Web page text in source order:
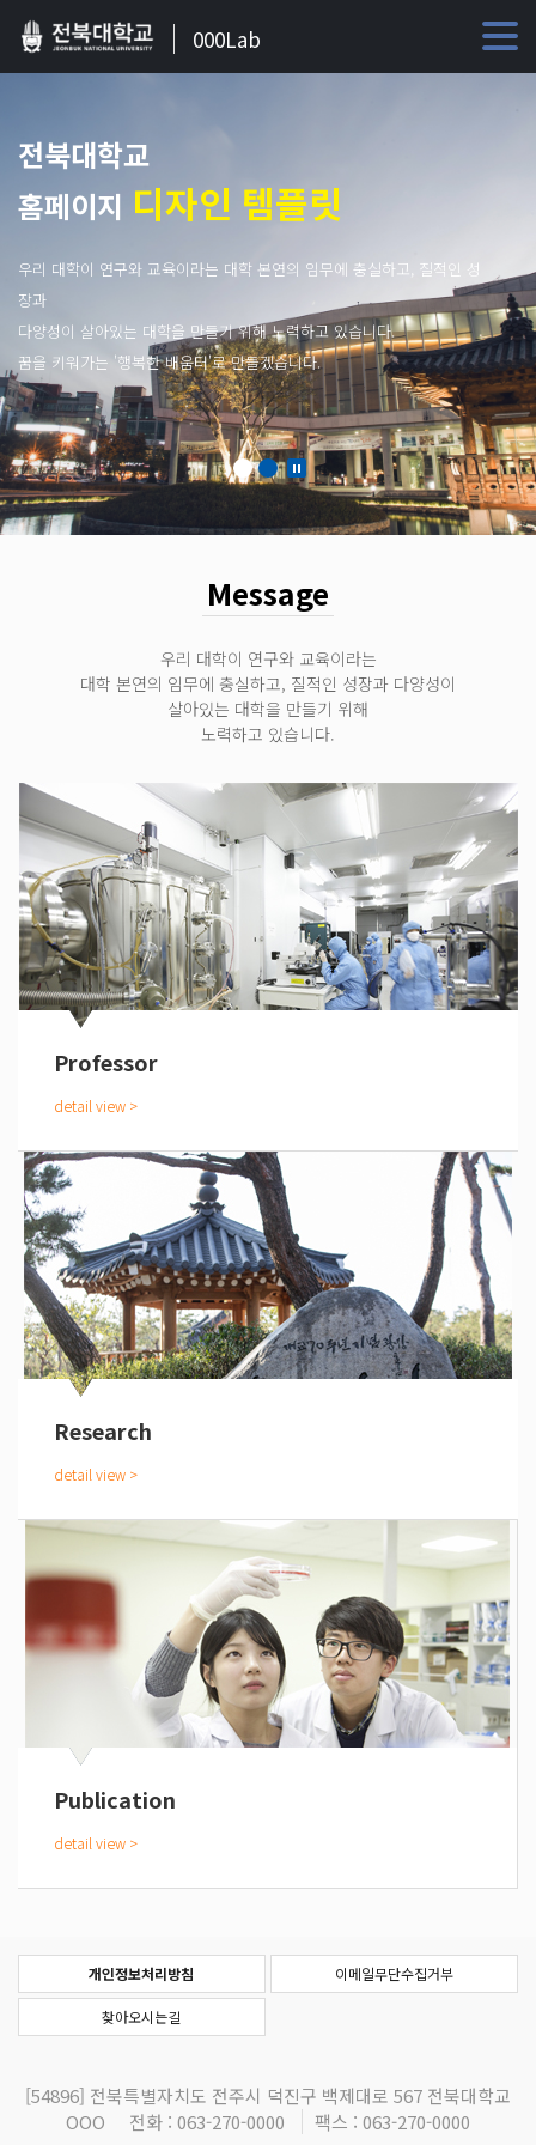
000Lab
전북대학교
홈페이지 디자인 템플릿
우리 대학이 연구와 교육이라는 대학 본연의 임무에 충실하고, 질적인 성
장과
다양성이 살아있는 대학을 만들기 위해 노력하고 있습니다.
꿈을 키워가는 '행복한 배움터'로 만들겠습니다.
Message
우리 대학이 연구와 교육이라는
대학 본연의 임무에 충실하고, 질적인 성장과 다양성이
살아있는 대학을 만들기 위해
노력하고 있습니다.
Professor
Research
Publication
개인정보처리방침 이메일무단수집거부
찾아오시는길
[54896] 전북특별자치도 전주시 덕진구 백제대로 567 전북대학교
OOO
전화 : 063-270-0000
팩스 : 063-270-0000